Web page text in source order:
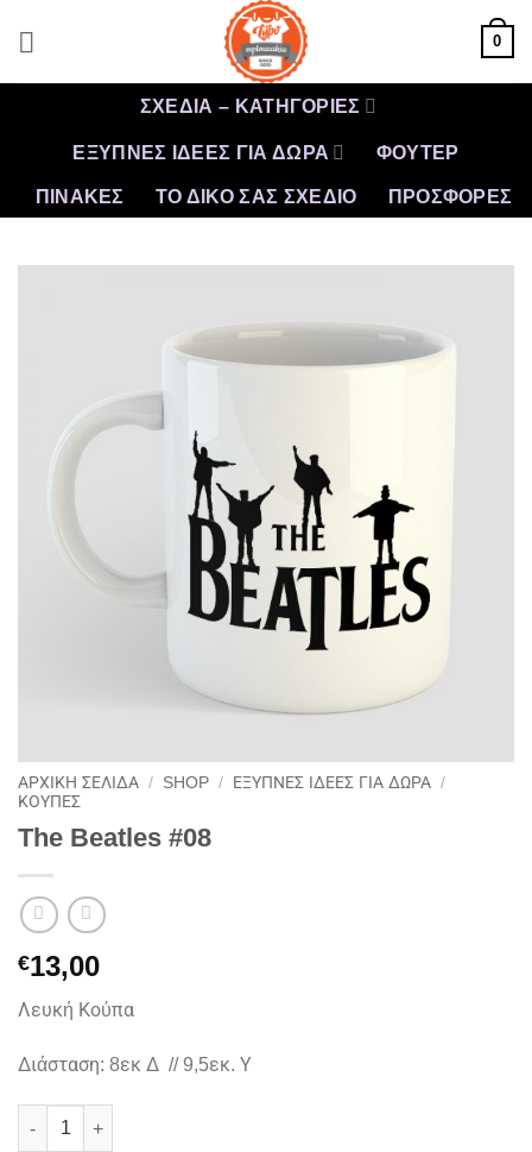
0
ΣΧΕΔΙΑ – ΚΑΤΗΓΟΡΙΕΣ
ΕΞΥΠΝΕΣ ΙΔΕΕΣ ΓΙΑ ΔΩΡΑ ΦΟΥΤΕΡ
ΠΙΝΑΚΕΣ ΤΟ ΔΙΚΟ ΣΑΣ ΣΧΕΔΙΟ ΠΡΟΣΦΟΡΈΣ
ΑΡΧΙΚΉ ΣΕΛΊΔΑ / SHOP / ΕΞΥΠΝΕΣ ΙΔΕΕΣ ΓΙΑ ΔΩΡΑ /
ΚΟΥΠΕΣ
The Beatles #08
€13,00
Λευκή Κούπα
Διάσταση: 8εκ Δ // 9,5εκ. Υ
The Beatles #08 ποσότητα